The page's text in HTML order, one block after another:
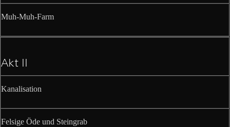
Muh-Muh-Farm
Akt II
Kanalisation
Felsige Öde und Steingrab